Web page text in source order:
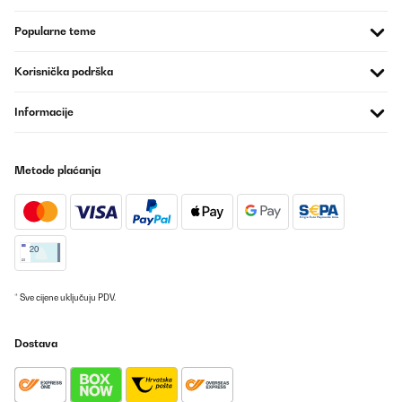
sich ein kühles Getränk gönnt. Die Größe ist ideal fürs kleine Büro
klein.Fazit:Klein, cool und absolut zuverlässig. Für mich der
perfekte Mini-Fridge – mein Red Bull war noch nie so stilvoll
Amazon-Benutzer
POTVRĐENI PREGLED
25/09/2025
Sieht gut aus, die gewünschte Gradzahl ist leicht einstellbar und
es geht viel mehr rein als in einen einfachen Kühlschrank.
Popularne teme
Korisnička podrška
Informacije
Metode plaćanja
* Sve cijene uključuju PDV.
Dostava